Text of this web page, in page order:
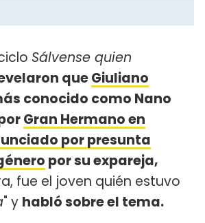
Sálvense quien
queGiuliano
conocido como Nano
Gran Hermano en
por presunta
por su expareja,
fue el joven quién estuvo
" y habló sobre el tema.